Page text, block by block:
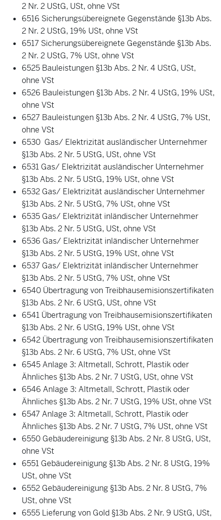
2 Nr. 2 UStG, USt, ohne VSt
6516 Sicherungsübereignete Gegenstände §13b Abs.
2 Nr. 2 UStG, 19% USt, ohne VSt
6517 Sicherungsübereignete Gegenstände §13b Abs.
2 Nr. 2 UStG, 7% USt, ohne VSt
6525 Bauleistungen §13b Abs. 2 Nr. 4 UStG, USt,
ohne VSt
6526 Bauleistungen §13b Abs. 2 Nr. 4 UStG, 19% USt,
ohne VSt
6527 Bauleistungen §13b Abs. 2 Nr. 4 UStG, 7% USt,
ohne VSt
6530 Gas/ Elektrizität ausländischer Unternehmer
§13b Abs. 2 Nr. 5 UStG, USt, ohne VSt
6531 Gas/ Elektrizität ausländischer Unternehmer
§13b Abs. 2 Nr. 5 UStG, 19% USt, ohne VSt
6532 Gas/ Elektrizität ausländischer Unternehmer
§13b Abs. 2 Nr. 5 UStG, 7% USt, ohne VSt
6535 Gas/ Elektrizität inländischer Unternehmer
§13b Abs. 2 Nr. 5 UStG, USt, ohne VSt
6536 Gas/ Elektrizität inländischer Unternehmer
§13b Abs. 2 Nr. 5 UStG, 19% USt, ohne VSt
6537 Gas/ Elektrizität inländischer Unternehmer
§13b Abs. 2 Nr. 5 UStG, 7% USt, ohne VSt
6540 Übertragung von Treibhausemisionszertifikaten
§13b Abs. 2 Nr. 6 UStG, USt, ohne VSt
6541 Übertragung von Treibhausemisionszertifikaten
§13b Abs. 2 Nr. 6 UStG, 19% USt, ohne VSt
6542 Übertragung von Treibhausemisionszertifikaten
§13b Abs. 2 Nr. 6 UStG, 7% USt, ohne VSt
6545 Anlage 3: Altmetall, Schrott, Plastik oder
Ähnliches §13b Abs. 2 Nr. 7 UStG, USt, ohne VSt
6546 Anlage 3: Altmetall, Schrott, Plastik oder
Ähnliches §13b Abs. 2 Nr. 7 UStG, 19% USt, ohne VSt
6547 Anlage 3: Altmetall, Schrott, Plastik oder
Ähnliches §13b Abs. 2 Nr. 7 UStG, 7% USt, ohne VSt
6550 Gebäudereinigung §13b Abs. 2 Nr. 8 UStG, USt,
ohne VSt
6551 Gebäudereinigung §13b Abs. 2 Nr. 8 UStG, 19%
USt, ohne VSt
6552 Gebäudereinigung §13b Abs. 2 Nr. 8 UStG, 7%
USt, ohne VSt
6555 Lieferung von Gold §13b Abs. 2 Nr. 9 UStG, USt,